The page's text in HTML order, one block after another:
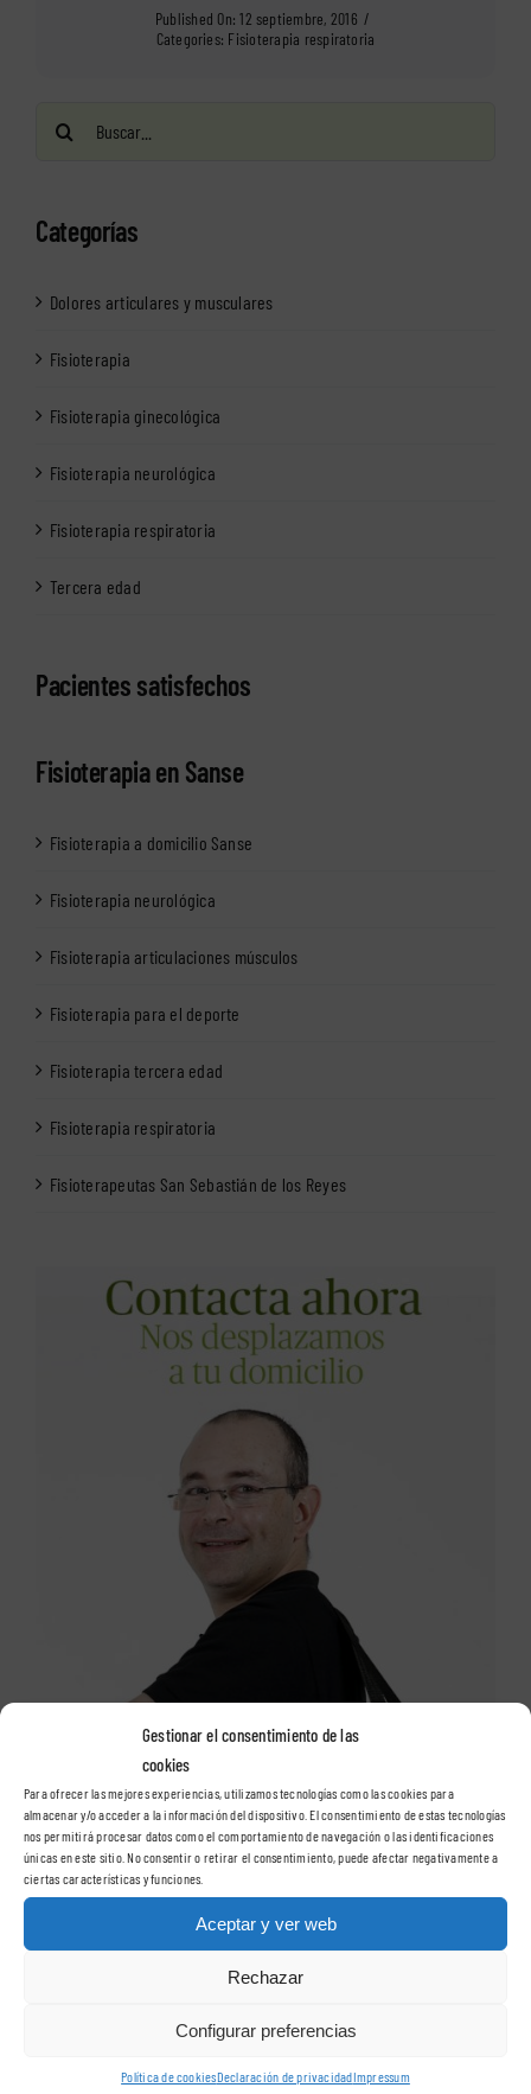
Gestionar el consentimiento de las
cookies
Para ofrecer las mejores experiencias, utilizamos tecnologías como las cookies para
almacenar y/o acceder a la información del dispositivo. El consentimiento de estas tecnologías
nos permitirá procesar datos como el comportamiento de navegación o las identificaciones
únicas en este sitio. No consentir o retirar el consentimiento, puede afectar negativamente a
ciertas características y funciones.
Aceptar y ver web
Rechazar
Configurar preferencias
Política de cookiesDeclaración de privacidadImpressum
Published On: 12 septiembre, 2016 /
Categories: Fisioterapia respiratoria
Categorías
Dolores articulares y musculares
Fisioterapia
Fisioterapia ginecológica
Fisioterapia neurológica
Fisioterapia respiratoria
Tercera edad
Pacientes satisfechos
Fisioterapia en Sanse
Fisioterapia a domicilio Sanse
Fisioterapia neurológica
Fisioterapia articulaciones músculos
Fisioterapia para el deporte
Fisioterapia tercera edad
Fisioterapia respiratoria
Fisioterapeutas San Sebastián de los Reyes